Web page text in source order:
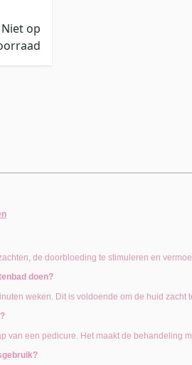
Niet op
de doorbloeding te stimuleren en
doen?
weken. Dit is voldoende om de huid zacht
van een pedicure. Het maakt de behandeling